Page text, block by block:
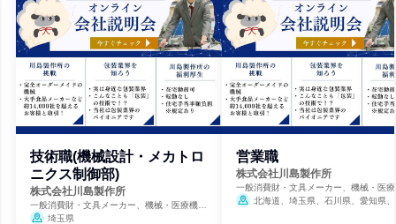
技術職(機械設計・メカトロ
ニクス制御部)
株式会社川島製作所
一般消費財・文具メーカー、機械・医療機器
メーカー
埼玉県
営業職
株式会社川島製作所
一般消費財・文具メーカー、機械・医
メーカー北海道、埼玉県、石川県、愛知県